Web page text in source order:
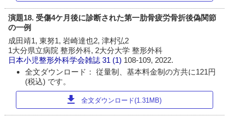
演題18. 受傷4ケ月後に診断された第一肋骨疲労骨折後偽関節
の一例
成田靖1, 東努1, 岩崎達也2, 津村弘2
1大分県立病院 整形外科, 2大分大学 整形外科
日本小児整形外科学会雑誌 31 (1) 108-109, 2022.
全文ダウンロード： 従量制、基本料金制の方共に121円
(税込) です。
download 全文ダウンロード(1.31MB)